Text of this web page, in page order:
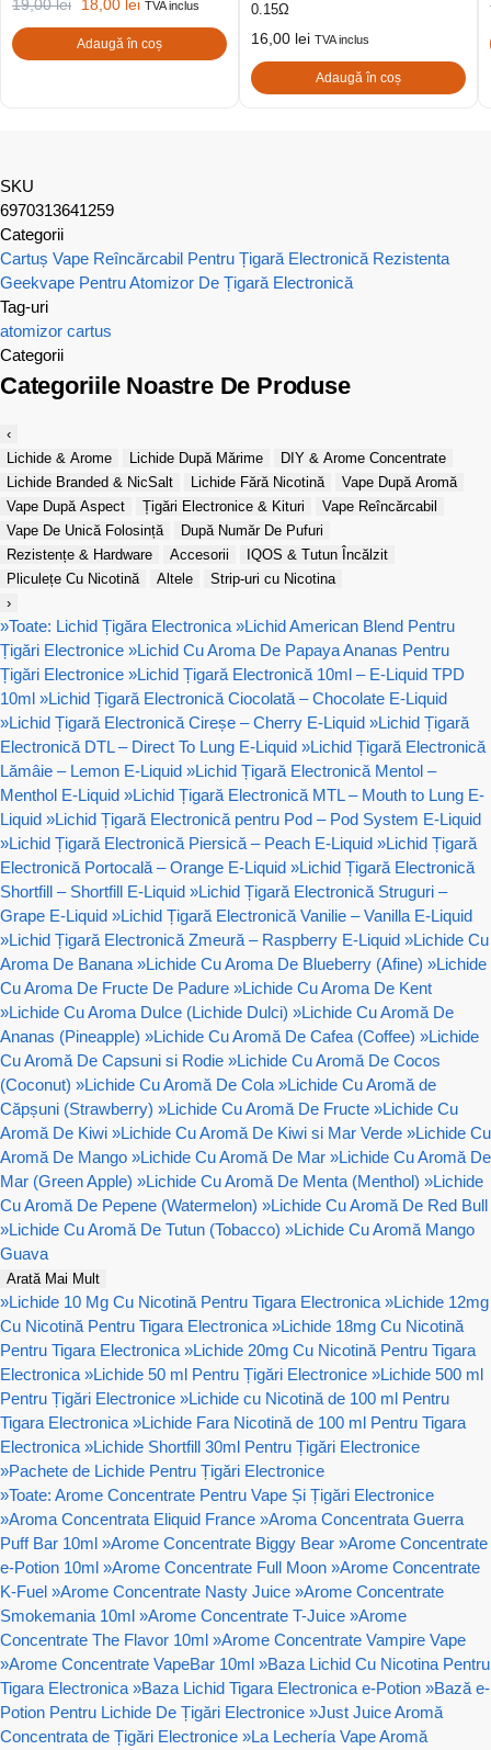
19,00lei 18,00 lei TVA inclus
Adaugă în coș
0.15Ω
16,00 lei TVA inclus
Adaugă în coș
SKU
6970313641259
Categorii
Cartuș Vape Reîncărcabil Pentru Țigară Electronică Rezistenta
Geekvape Pentru Atomizor De Țigară Electronică
Tag-uri
atomizor cartus
Categorii
Categoriile Noastre De Produse
‹
Lichide & Arome
Lichide După Mărime
DIY & Arome Concentrate
Lichide Branded & NicSalt
Lichide Fără Nicotină
Vape După Aromă
Vape După Aspect
Țigări Electronice & Kituri
Vape Reîncărcabil
Vape De Unică Folosință
După Număr De Pufuri
Rezistențe & Hardware
Accesorii
IQOS & Tutun Încălzit
Pliculețe Cu Nicotină
Altele
Strip-uri cu Nicotina
›
»Toate: Lichid Țigăra Electronica »Lichid American Blend Pentru
Țigări Electronice »Lichid Cu Aroma De Papaya Ananas Pentru
Țigări Electronice »Lichid Țigară Electronică 10ml – E-Liquid TPD
10ml »Lichid Țigară Electronică Ciocolată – Chocolate E-Liquid
»Lichid Țigară Electronică Cireșe – Cherry E-Liquid »Lichid Țigară
Electronică DTL – Direct To Lung E-Liquid »Lichid Țigară Electronică
Lămâie – Lemon E-Liquid »Lichid Țigară Electronică Mentol –
Menthol E-Liquid »Lichid Țigară Electronică MTL – Mouth to Lung E-
Liquid »Lichid Țigară Electronică pentru Pod – Pod System E-Liquid
»Lichid Țigară Electronică Piersică – Peach E-Liquid »Lichid Țigară
Electronică Portocală – Orange E-Liquid »Lichid Țigară Electronică
Shortfill – Shortfill E-Liquid »Lichid Țigară Electronică Struguri –
Grape E-Liquid »Lichid Țigară Electronică Vanilie – Vanilla E-Liquid
»Lichid Țigară Electronică Zmeură – Raspberry E-Liquid »Lichide Cu
Aroma De Banana »Lichide Cu Aroma De Blueberry (Afine) »Lichide
Cu Aroma De Fructe De Padure »Lichide Cu Aroma De Kent
»Lichide Cu Aroma Dulce (Lichide Dulci) »Lichide Cu Aromă De
Ananas (Pineapple) »Lichide Cu Aromă De Cafea (Coffee) »Lichide
Cu Aromă De Capsuni si Rodie »Lichide Cu Aromă De Cocos
(Coconut) »Lichide Cu Aromă De Cola »Lichide Cu Aromă de
Căpșuni (Strawberry) »Lichide Cu Aromă De Fructe »Lichide Cu
Aromă De Kiwi »Lichide Cu Aromă De Kiwi si Mar Verde »Lichide Cu
Aromă De Mango »Lichide Cu Aromă De Mar »Lichide Cu Aromă De
Mar (Green Apple) »Lichide Cu Aromă De Menta (Menthol) »Lichide
Cu Aromă De Pepene (Watermelon) »Lichide Cu Aromă De Red Bull
»Lichide Cu Aromă De Tutun (Tobacco) »Lichide Cu Aromă Mango
Guava
Arată Mai Mult
»Lichide 10 Mg Cu Nicotină Pentru Tigara Electronica »Lichide 12mg
Cu Nicotină Pentru Tigara Electronica »Lichide 18mg Cu Nicotină
Pentru Tigara Electronica »Lichide 20mg Cu Nicotină Pentru Tigara
Electronica »Lichide 50 ml Pentru Țigări Electronice »Lichide 500 ml
Pentru Țigări Electronice »Lichide cu Nicotină de 100 ml Pentru
Tigara Electronica »Lichide Fara Nicotină de 100 ml Pentru Tigara
Electronica »Lichide Shortfill 30ml Pentru Țigări Electronice
»Pachete de Lichide Pentru Țigări Electronice
»Toate: Arome Concentrate Pentru Vape Și Țigări Electronice
»Aroma Concentrata Eliquid France »Aroma Concentrata Guerra
Puff Bar 10ml »Arome Concentrate Biggy Bear »Arome Concentrate
e-Potion 10ml »Arome Concentrate Full Moon »Arome Concentrate
K-Fuel »Arome Concentrate Nasty Juice »Arome Concentrate
Smokemania 10ml »Arome Concentrate T-Juice »Arome
Concentrate The Flavor 10ml »Arome Concentrate Vampire Vape
»Arome Concentrate VapeBar 10ml »Baza Lichid Cu Nicotina Pentru
Tigara Electronica »Baza Lichid Tigara Electronica e-Potion »Bază e-
Potion Pentru Lichide De Țigări Electronice »Just Juice Aromă
Concentrata de Țigări Electronice »La Lechería Vape Aromă